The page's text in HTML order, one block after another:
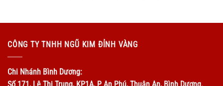
CÔNG TY TNHH NGŨ KIM ĐỈNH VÀNG
Chi Nhánh Bình Dương: